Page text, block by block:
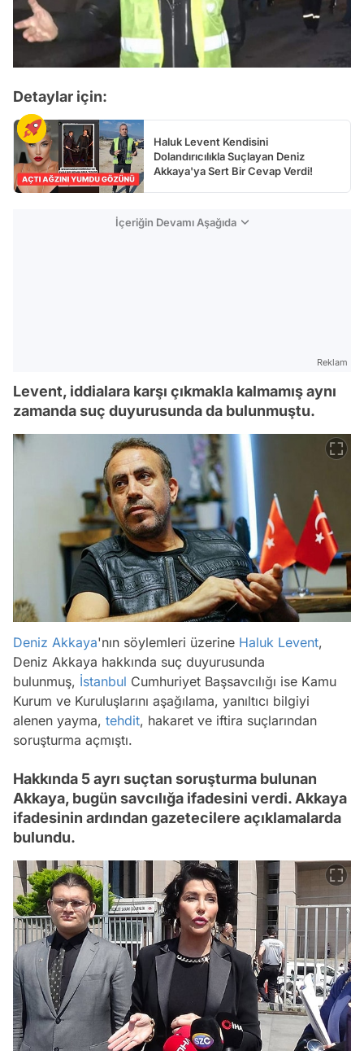
Detaylar için:
Haluk Levent Kendisini
Dolandırıcılıkla Suçlayan Deniz
Akkaya'ya Sert Bir Cevap Verdi!
İçeriğin Devamı Aşağıda
Reklam
Levent, iddialara karşı çıkmakla kalmamış aynı
zamanda suç duyurusunda da bulunmuştu.
Deniz Akkaya'nın söylemleri üzerine Haluk Levent,
Deniz Akkaya hakkında suç duyurusunda
bulunmuş, İstanbul Cumhuriyet Başsavcılığı ise Kamu
Kurum ve Kuruluşlarını aşağılama, yanıltıcı bilgiyi
alenen yayma, tehdit, hakaret ve iftira suçlarından
soruşturma açmıştı.
Hakkında 5 ayrı suçtan soruşturma bulunan
Akkaya, bugün savcılığa ifadesini verdi. Akkaya
ifadesinin ardından gazetecilere açıklamalarda
bulundu.